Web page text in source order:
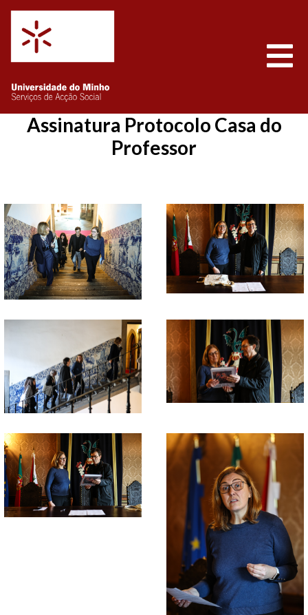
Saltar para o conteúdo
Assinatura Protocolo Casa do
Professor